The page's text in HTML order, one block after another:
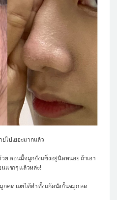
ไปเยอะมากแล้ว
ย ตอนนี้จมูกยังแข็งอยู่นิดหน่อย ถ้าเอา
แรกๆ แล้วหล่ะ!
กคด เลยได้ทำทั้งแก้ผนังกั้นจมูก ลด